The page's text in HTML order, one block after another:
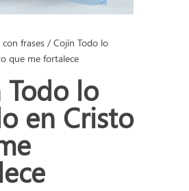
frases/ Cojín Todo lo
que me fortalece
Todo lo
en Cristo